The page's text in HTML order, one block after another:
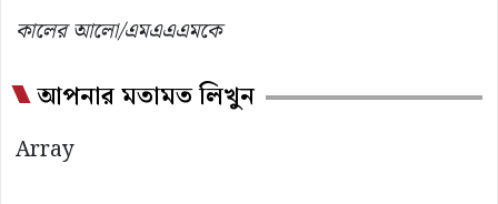
কালের আলো/এমএএএমকে
আপনার মতামত লিখুন
Array